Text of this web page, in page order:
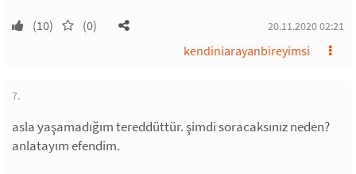
(10) (0) 20.11.2020 02:21
kendiniarayanbireyimsi
7.
asla yaşamadığım tereddüttür. şimdi soracaksınız neden?
anlatayım efendim.